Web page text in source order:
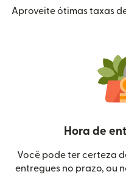
Aproveite ótimas taxas
Hora de
Você pode ter certeza
entregues no prazo, ou